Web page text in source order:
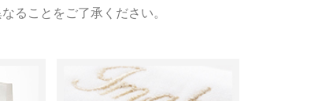
ることをご了承ください。